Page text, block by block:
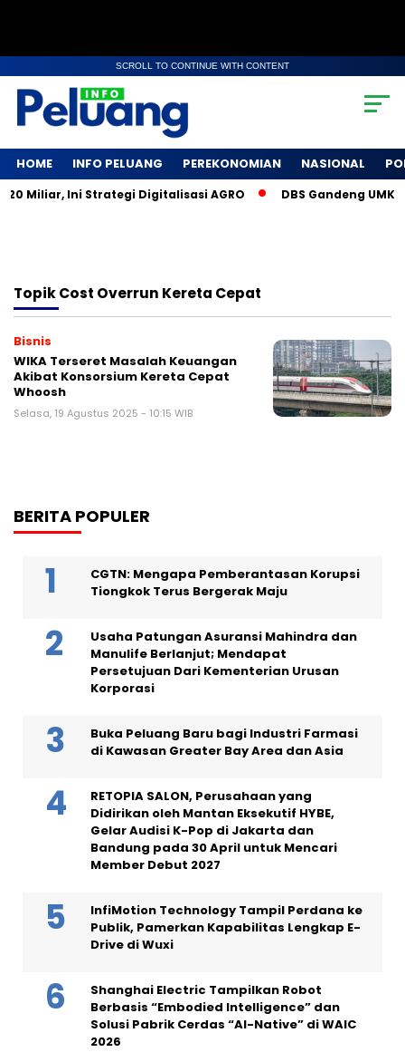
SCROLL TO CONTINUE WITH CONTENT
HOME INFO PELUANG PEREKONOMIAN NASIONAL
Miliar, Ini Strategi Digitalisasi AGRO DBS Gandeng
TopikCost Overrun Kereta Cepat
Bisnis
WIKA Terseret Masalah Keuangan
Akibat Konsorsium Kereta Cepat
Whoosh
Selasa, 19 Agustus 2025 - 10:15 WIB
BERITA POPULER
CGTN: Mengapa Pemberantasan Korupsi
Tiongkok Terus Bergerak Maju
Usaha Patungan Asuransi Mahindra dan
Manulife Berlanjut; Mendapat
Persetujuan Dari Kementerian Urusan
Korporasi
Buka Peluang Baru bagi Industri Farmasi
di Kawasan Greater Bay Area dan Asia
RETOPIA SALON, Perusahaan yang
Didirikan oleh Mantan Eksekutif HYBE,
Gelar Audisi K-Pop di Jakarta dan
Bandung pada 30 April untuk Mencari
Member Debut 2027
InfiMotion Technology Tampil Perdana ke
Publik, Pamerkan Kapabilitas Lengkap E-
Drive di Wuxi
Shanghai Electric Tampilkan Robot
Berbasis “Embodied Intelligence” dan
Solusi Pabrik Cerdas “AI-Native” di WAIC
2026